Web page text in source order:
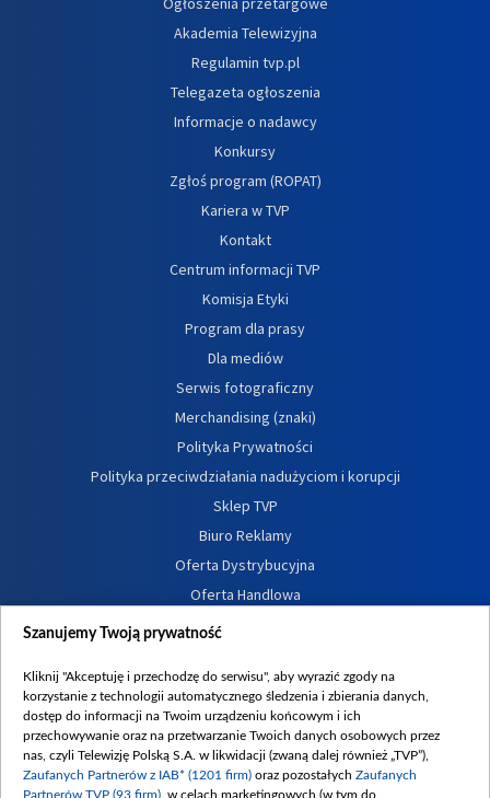
Akademia Telewizyjna
Regulamin tvp.pl
Telegazeta ogłoszenia
Informacje o nadawcy
Konkursy
Zgłoś program (ROPAT)
Kariera w TVP
Kontakt
Centrum informacji TVP
Komisja Etyki
Program dla prasy
Dla mediów
Serwis fotograficzny
Merchandising (znaki)
Polityka Prywatności
Polityka przeciwdziałania nadużyciom i korupcji
Sklep TVP
Biuro Reklamy
Oferta Dystrybucyjna
Oferta Handlowa
Dostępność
Procedura zgłoszeń wewnętrznych
Szanujemy Twoją prywatność
Kliknij "Akceptuję i przechodzę do serwisu", aby wyrazić zgody na
korzystanie z technologii automatycznego śledzenia i zbierania danych,
dostęp do informacji na Twoim urządzeniu końcowym i ich
przechowywanie oraz na przetwarzanie Twoich danych osobowych przez
nas, czyli Telewizję Polską S.A. w likwidacji (zwaną dalej również „TVP”),
Zaufanych Partnerów z IAB* (1201 firm) oraz pozostałych Zaufanych
Partnerów TVP (93 firm) , w celach marketingowych (w tym do